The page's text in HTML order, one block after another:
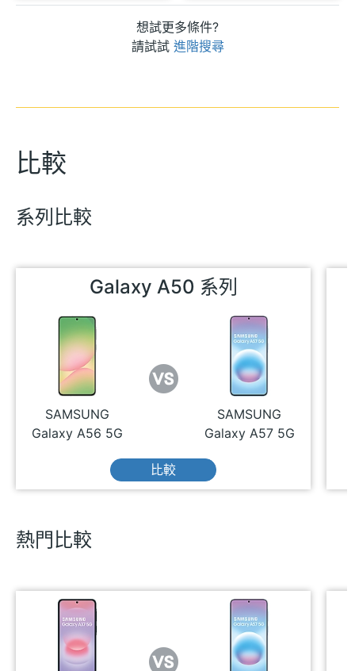
想試更多條件?
請試試 進階搜尋
比較
系列比較
Galaxy A50 系列
SAMSUNG
Galaxy A56 5G
SAMSUNG
Galaxy A57 5G
比較
熱門比較